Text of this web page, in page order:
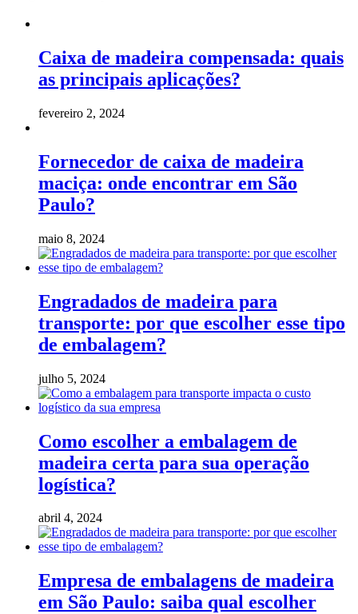
Caixa de madeira compensada: quais
as principais aplicações?
fevereiro 2, 2024
Fornecedor de caixa de madeira
maciça: onde encontrar em São
Paulo?
maio 8, 2024
Engradados de madeira para
transporte: por que escolher esse tipo
de embalagem?
julho 5, 2024
Como escolher a embalagem de
madeira certa para sua operação
logística?
abril 4, 2024
Empresa de embalagens de madeira
em São Paulo: saiba qual escolher